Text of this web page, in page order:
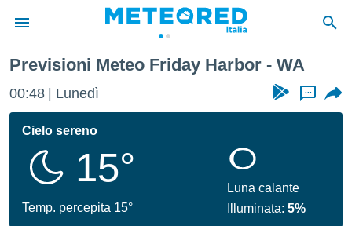
di
per
le
Previsioni Meteo Friday Harbor - WA
00:48 Lunedì ...
Cielo sereno
15°
Temp. percepita 15°
Luna calante
Illuminata:5%